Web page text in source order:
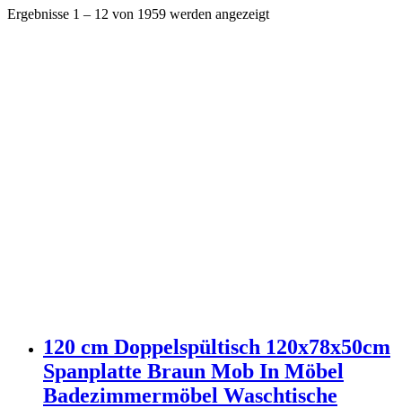
Ergebnisse 1 – 12 von 1959 werden angezeigt
120 cm Doppelspültisch 120x78x50cm
Spanplatte Braun Mob In Möbel
Badezimmermöbel Waschtische